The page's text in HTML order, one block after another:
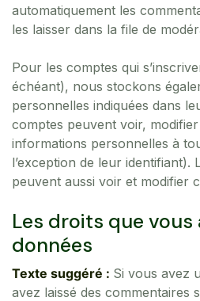
automatiquement les
les laisser dans la file de
Pour les comptes qui
échéant), nous stockons
personnelles indiquées dans
comptes peuvent voir,
informations personnelles à
l’exception de leur identifiant).
peuvent aussi voir et modifier
Les droits que vous
données
Texte suggéré : Si vous avez
avez laissé des commentaires